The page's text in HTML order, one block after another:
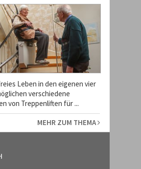
Leben in den eigenen vier
verschiedene
von Treppenliften für ...
MEHR ZUM THEMA